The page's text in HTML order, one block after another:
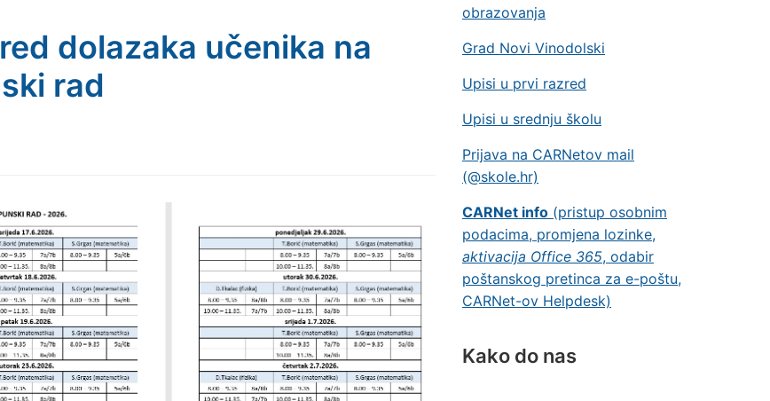
dolazaka učenika na
rad
obrazovanja
Grad Novi Vinodolski
Upisi u prvi razred
Upisi u srednju školu
Prijava na CARNetov mail
(@skole.hr)
CARNet info (pristup osobnim
podacima, promjena lozinke,
aktivacija Office 365, odabir
poštanskog pretinca za e-poštu,
CARNet-ov Helpdesk)
Kako do nas